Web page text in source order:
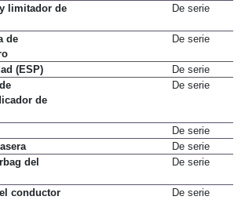
limitador de
De serie
de
De serie
(ESP)
De serie
de
De serie
De serie
De serie
del
De serie
conductor
De serie